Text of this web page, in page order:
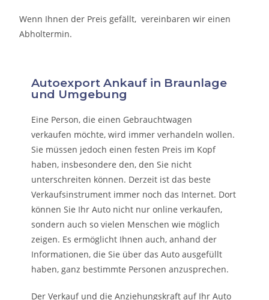
Wenn Ihnen der Preis gefällt, vereinbaren wir einen
Abholtermin.
Autoexport Ankauf in Braunlage
und Umgebung
Eine Person, die einen Gebrauchtwagen
verkaufen möchte, wird immer verhandeln wollen.
Sie müssen jedoch einen festen Preis im Kopf
haben, insbesondere den, den Sie nicht
unterschreiten können. Derzeit ist das beste
Verkaufsinstrument immer noch das Internet. Dort
können Sie Ihr Auto nicht nur online verkaufen,
sondern auch so vielen Menschen wie möglich
zeigen. Es ermöglicht Ihnen auch, anhand der
Informationen, die Sie über das Auto ausgefüllt
haben, ganz bestimmte Personen anzusprechen.
Der Verkauf und die Anziehungskraft auf Ihr Auto